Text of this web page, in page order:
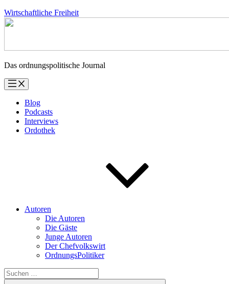
Zum
Inhalt
Wirtschaftliche Freiheit
Das ordnungspolitische Journal
Blog
Podcasts
Interviews
Ordothek
Autoren
Die Autoren
Die Gäste
Junge Autoren
Der Chefvolkswirt
OrdnungsPolitiker
Suchen
nach: